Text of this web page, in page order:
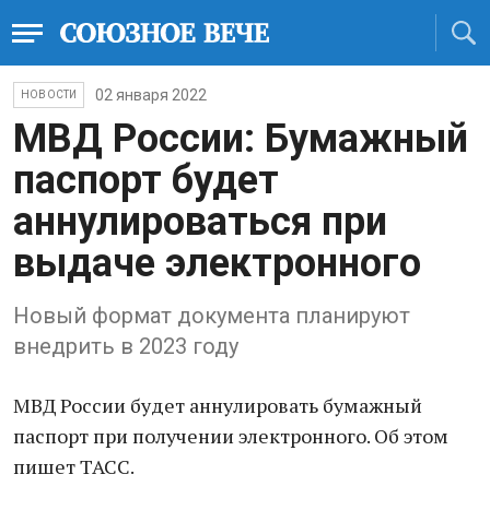
НОВОСТИ 02 января 2022
МВД России: Бумажный
паспорт будет
аннулироваться при
выдаче электронного
Новый формат документа планируют
внедрить в 2023 году
МВД России будет аннулировать бумажный
паспорт при получении электронного. Об этом
пишет ТАСС.